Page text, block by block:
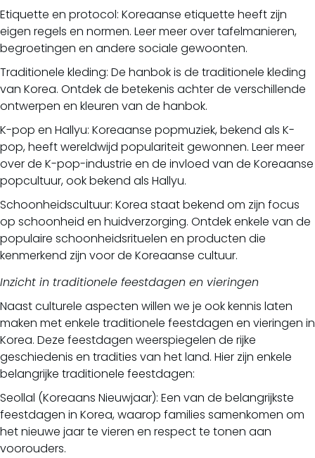
Etiquette en protocol: Koreaanse etiquette heeft zijn
eigen regels en normen. Leer meer over tafelmanieren,
begroetingen en andere sociale gewoonten.
Traditionele kleding: De hanbok is de traditionele kleding
van Korea. Ontdek de betekenis achter de verschillende
ontwerpen en kleuren van de hanbok.
K-pop en Hallyu: Koreaanse popmuziek, bekend als K-
pop, heeft wereldwijd populariteit gewonnen. Leer meer
over de K-pop-industrie en de invloed van de Koreaanse
popcultuur, ook bekend als Hallyu.
Schoonheidscultuur: Korea staat bekend om zijn focus
op schoonheid en huidverzorging. Ontdek enkele van de
populaire schoonheidsrituelen en producten die
kenmerkend zijn voor de Koreaanse cultuur.
Inzicht in traditionele feestdagen en vieringen
Naast culturele aspecten willen we je ook kennis laten
maken met enkele traditionele feestdagen en vieringen in
Korea. Deze feestdagen weerspiegelen de rijke
geschiedenis en tradities van het land. Hier zijn enkele
belangrijke traditionele feestdagen:
Seollal (Koreaans Nieuwjaar): Een van de belangrijkste
feestdagen in Korea, waarop families samenkomen om
het nieuwe jaar te vieren en respect te tonen aan
voorouders.